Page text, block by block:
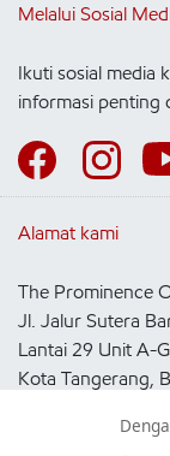
Melalui Sosial
Ikuti sosial media
informasi penting
Alamat kami
The Prominence
Jl. Jalur Sutera
Lantai 29 Unit A-G
Kota Tangerang,